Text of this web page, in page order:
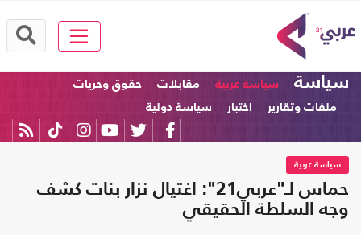
سياسة سياسة عربية مقابلات
حقوق وحريات
ملفات وتقارير
اختبار سياسة دولية
سياسة عربية
حماس لـ"عربي21": اغتيال نزار بنات كشف
وجه السلطة الحقيقي